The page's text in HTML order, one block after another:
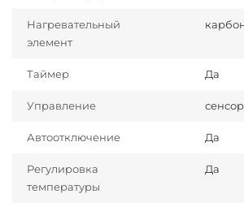
Нагревательный
элемент
Таймер Да
Управление
Автоотключение Да
Регулировка
температуры
Да